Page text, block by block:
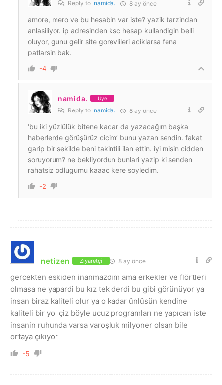
Reply to namida. 8 ay önce
amore, mero ve bu hesabin var iste? yazik tarzindan
anlasiliyor. ip adresinden ksc hesap kullandigin belli
oluyor, gunu gelir site gorevlileri aciklarsa fena
patlarsin bak.
-4
namida. Üye
Reply to namida. 8 ay önce
‘bu iki yüzlülük bitene kadar da yazacağım başka
haberlerde görüşürüz cicim’ bunu yazan sendin. fakat
garip bir sekilde beni takintili ilan ettin. iyi misin cidden
soruyorum? ne bekliyordun bunlari yazip ki senden
rahatsiz odlugumu kaaac kere soyledim.
-2
netizen Ziyaretçi 8 ay önce
gercekten eskiden inanmazdım ama erkekler ve flörtleri
olmasa ne yapardi bu kız tek derdi bu gibi görünüyor ya
insan biraz kaliteli olur ya o kadar ünlüsün kendine
kaliteli bir yol çiz böyle ucuz programları ne yapıcan iste
insanin ruhunda varsa varoşluk milyoner olsan bile
ortaya çıkıyor
-5